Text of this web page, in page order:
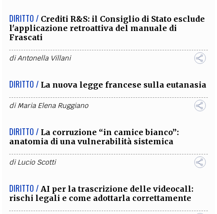
DIRITTO / Crediti R&S: il Consiglio di Stato esclude
l'applicazione retroattiva del manuale di
Frascati
diAntonella Villani
DIRITTO / La nuova legge francese sulla eutanasia
diMaria Elena Ruggiano
DIRITTO / La corruzione “in camice bianco”:
anatomia di una vulnerabilità sistemica
diLucio Scotti
DIRITTO / AI per la trascrizione delle videocall:
rischi legali e come adottarla correttamente